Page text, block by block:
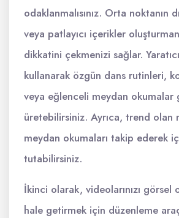
odaklanmalısınız. Orta noktanın
veya patlayıcı içerikler
dikkatini çekmenizi sağlar.
kullanarak özgün dans rutinleri,
veya eğlenceli meydan okumalar
üretebilirsiniz. Ayrıca, trend olan
meydan okumaları takip ederek
tutabilirsiniz.
İkinci olarak, videolarınızı görsel
hale getirmek için düzenleme